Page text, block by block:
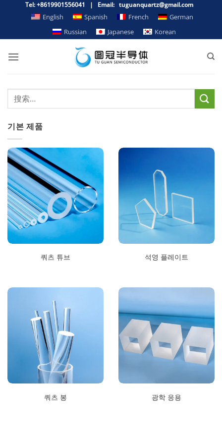
容
Tel: +8619901556041 | Email: tuguanquartz@gmail.com
English Spanish French
German
Russian
Japanese Korean
기본 제품
쿼츠 튜브 석영 플레이트
쿼츠 봉 광학 응용